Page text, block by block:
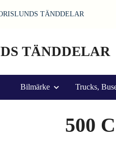
TÄNDDELAR
TÄNDDELAR
Bilmärke Trucks,
500